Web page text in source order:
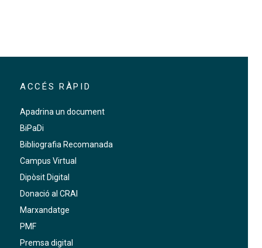
ACCÉS RÀPID
Apadrina un document
BiPaDi
Bibliografia Recomanada
Campus Virtual
Dipòsit Digital
Donació al CRAI
Marxandatge
PMF
Premsa digital